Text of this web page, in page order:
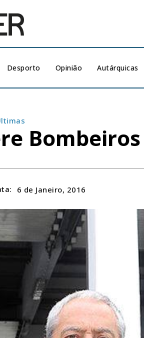
Desporto Opinião Autárquicas
6 de Janeiro, 2016